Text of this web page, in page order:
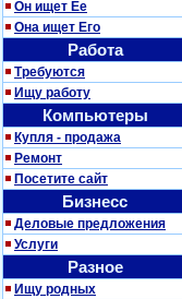
Он ищет Ее
Она ищет Его
Работа
Требуются
Ищу работу
Компьютеры
Купля - продажа
Ремонт
Посетите сайт
Бизнесс
Деловые предложения
Услуги
Разное
Ищу родных